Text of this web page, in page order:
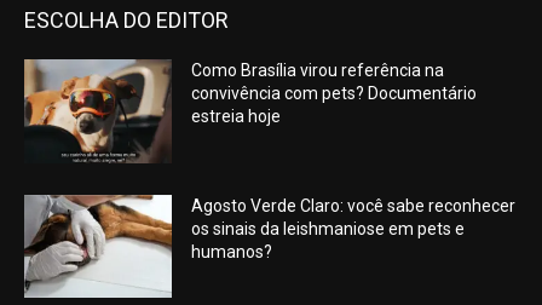
ESCOLHA DO EDITOR
Como Brasília virou referência na
convivência com pets? Documentário
estreia hoje
Agosto Verde Claro: você sabe reconhecer
os sinais da leishmaniose em pets e
humanos?